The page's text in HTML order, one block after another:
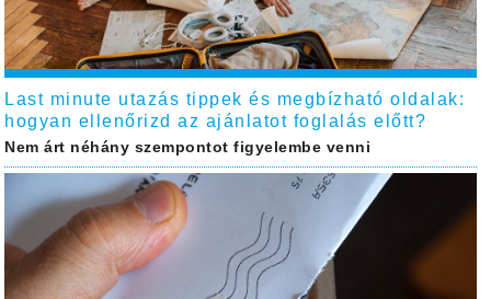
Last minute utazás tippek és megbízható oldalak:
hogyan ellenőrizd az ajánlatot foglalás előtt?
Nem árt néhány szempontot figyelembe venni